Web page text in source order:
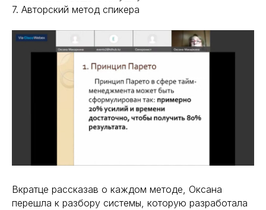
7. Авторский метод спикера
Вкратце рассказав о каждом методе, Оксана
перешла к разбору системы, которую разработала